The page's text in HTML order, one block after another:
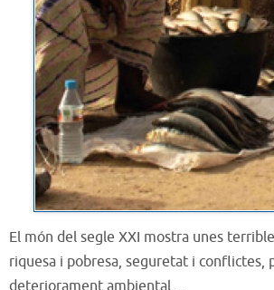
El món del segle XXI mostra unes
riquesa i pobresa, seguretat i conflictes,